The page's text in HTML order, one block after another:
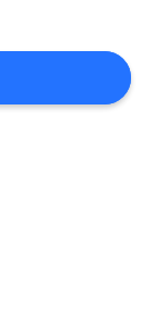
اقتباس